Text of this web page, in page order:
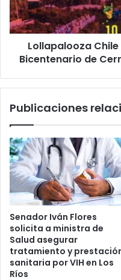
Parque
Bicentenario
de
Cerrillos
18,19
2022
Lollapalooza
Bicentenario de
Publicaciones
Senador Iván Flores
solicita a ministra de
Salud asegurar
tratamiento y
sanitaria por VIH en Los
Ríos